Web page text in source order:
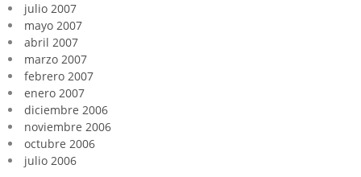
julio 2007
mayo 2007
abril 2007
marzo 2007
febrero 2007
enero 2007
diciembre 2006
noviembre 2006
octubre 2006
julio 2006